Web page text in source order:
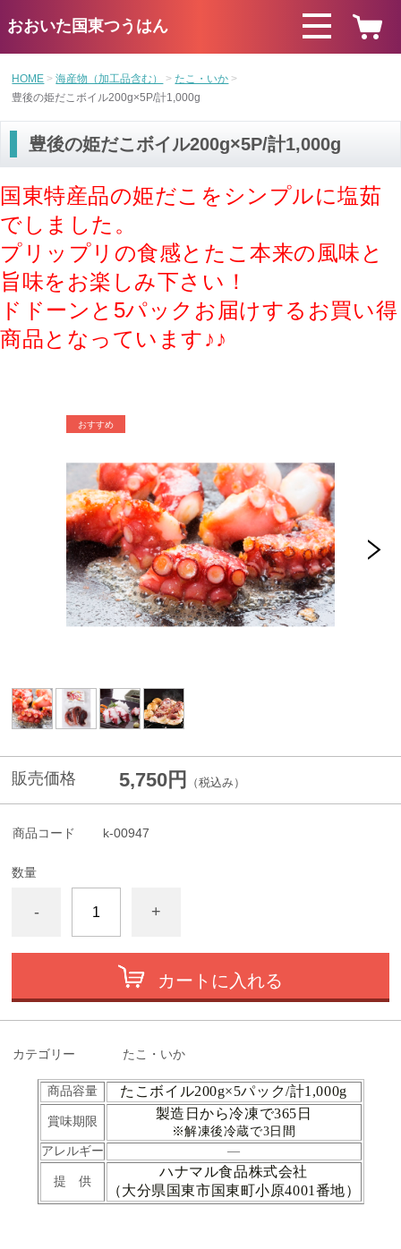
おおいた国東つうはん
HOME 海産物（加工品含む）
たこ・いか
豊後の姫だこボイル200g×5P/計1,000g
豊後の姫だこボイル200g×5P/計1,000g
国東特産品の姫だこをシンプルに塩茹
でしました。
プリップリの食感とたこ本来の風味と
旨味をお楽しみ下さい！
ドドーンと5パックお届けするお買い得
商品となっています♪♪
販売価格 5,750円 （税込み）
商品コード k-00947
数量
- +
カートに入れる
カテゴリー たこ・いか
商品容量 たこボイル200g×5パック/計1,000g
賞味期限
製造日から冷凍で365日
※解凍後冷蔵で3日間
アレルギー
―
提 供
ハナマル食品株式会社
（大分県国東市国東町小原4001番地）